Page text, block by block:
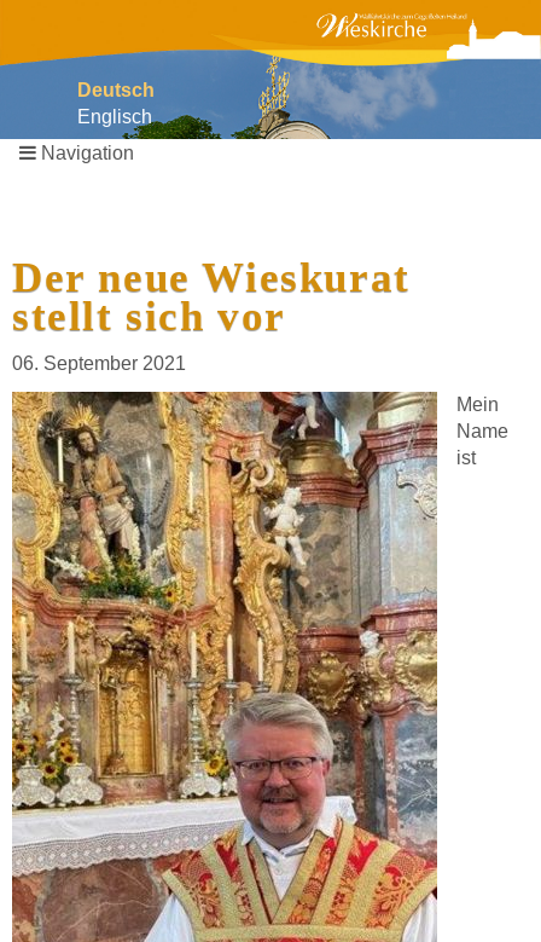
Deutsch
Englisch
Navigation
Navigation
Der neue Wieskurat
stellt sich vor
06. September 2021
Mein
Name
ist